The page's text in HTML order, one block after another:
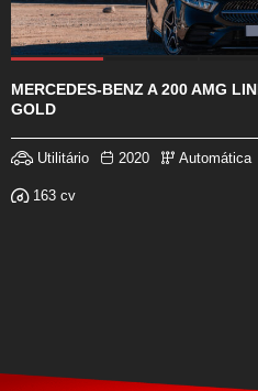
MERCEDES-BENZ A 200 AMG
GOLD
Utilitário 2020 Automática
163 cv